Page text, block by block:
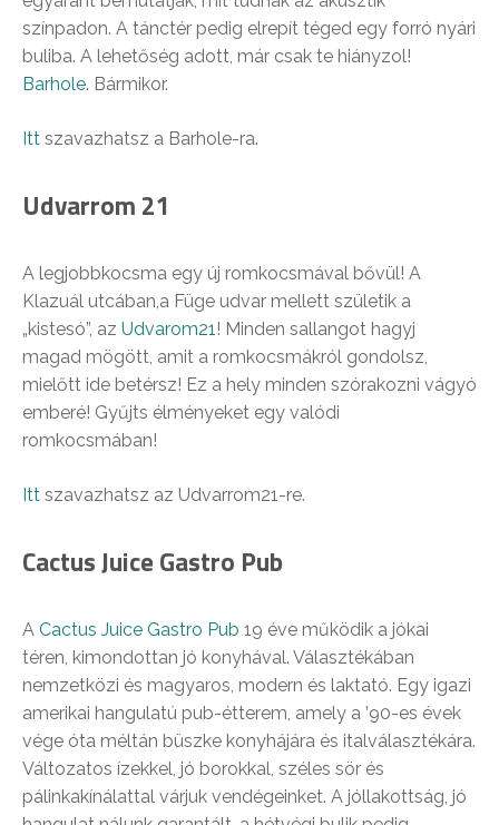
színpadon. A tánctér pedig elrepít téged egy forró nyári
buliba. A lehetőség adott, már csak te hiányzol!
Barhole. Bármikor.
Itt szavazhatsz a Barhole-ra.
Udvarrom 21
A legjobbkocsma egy új romkocsmával bővül! A
Klazuál utcában,a Füge udvar mellett születik a
„kistesó”, az Udvarom21! Minden sallangot hagyj
magad mögött, amit a romkocsmákról gondolsz,
mielőtt ide betérsz! Ez a hely minden szórakozni vágyó
emberé! Gyűjts élményeket egy valódi
romkocsmában!
Itt szavazhatsz az Udvarrom21-re.
Cactus Juice Gastro Pub
A Cactus Juice Gastro Pub 19 éve működik a jókai
téren, kimondottan jó konyhával. Választékában
nemzetközi és magyaros, modern és laktató. Egy igazi
amerikai hangulatú pub-étterem, amely a ’90-es évek
vége óta méltán büszke konyhájára és italválasztékára.
Változatos ízekkel, jó borokkal, széles sör és
pálinkakínálattal várjuk vendégeinket. A jóllakottság, jó